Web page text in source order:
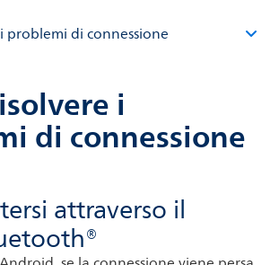
i
di connessione
attraverso il
problemi di connessione